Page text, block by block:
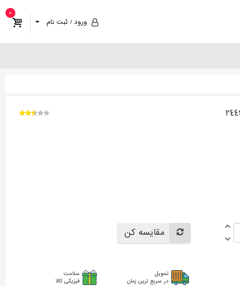
0
ورود / ثبت نام
مقایسه کن
تحویل
در سریع ترین زمان
سلامت
فیزیکی کالا